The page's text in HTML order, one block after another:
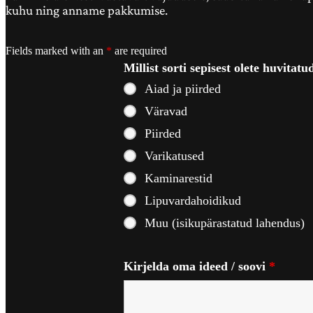
kuhu ning anname pakkumise.
Fields marked with an * are required
Millist sorti sepisest olete
Aiad ja piirded
Väravad
Piirded
Varikatused
Kaminarestid
Lipuvardahoidikud
Muu (isikupärastatud lahendus)
Kirjelda oma ideed / soovi *